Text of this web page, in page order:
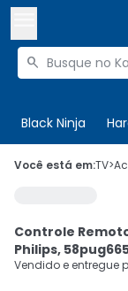
Buscar

Black Ninja
 Olá.
Cupons
Você está em:TV>
Controle
Philips,
Vendido e entregue